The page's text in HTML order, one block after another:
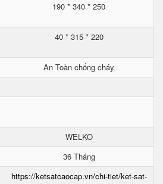
190 * 340 * 250
40 * 315 * 220
An Toàn chống cháy
WELKO
36 Tháng
https://ketsatcaocap.vn/chi-tiet/ket-sat-